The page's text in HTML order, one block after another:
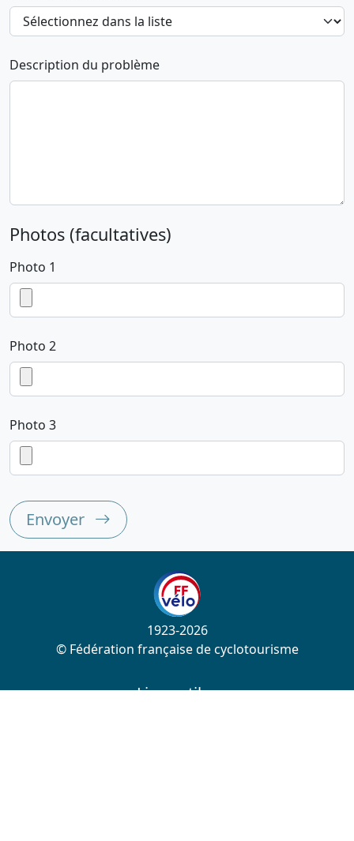
Description du problème
Photos (facultatives)
Photo 1
Photo 2
Photo 3
Envoyer
1923-2026
© Fédération française de cyclotourisme
Liens utiles